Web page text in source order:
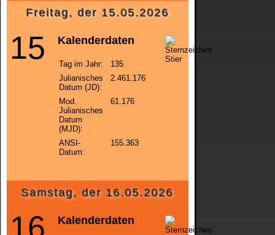
Freitag, der 15.05.2026
15 Kalenderdaten
Tag im Jahr:
135
Julianisches
Datum (JD):
2.461.176
Mod.
Julianisches
Datum
(MJD):
61.176
ANSI-
Datum:
155.363
Samstag, der 16.05.2026
16 Kalenderdaten